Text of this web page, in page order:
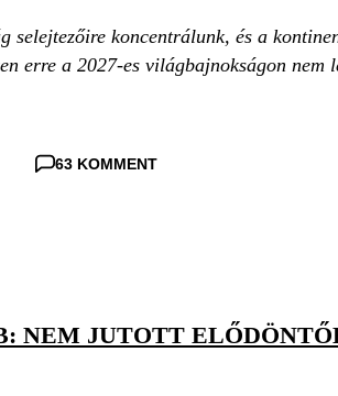
selejtezőire koncentrálunk, és a
erre a 2027-es világbajnokságon nem
63 KOMMENT
NEM JUTOTT